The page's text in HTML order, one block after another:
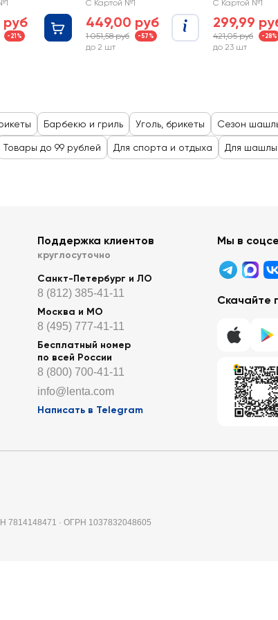
руб
-21%
С Картой №1
449,00 руб
1 051,58 руб -57%
до 2 шт
С Картой №1
299,99
421,05 руб -28%
до 23 шт
Барбекю и гриль Уголь, брикеты Сезон
Товары до 99 рублей Для спорта и отдыха Для
Поддержка клиентов
круглосуточно
Санкт-Петербург и ЛО
8 (812) 385-41-11
Москва и МО
8 (495) 777-41-11
Бесплатный номер
по всей России
8 (800) 700-41-11
info@lenta.com
Написать в Telegram
Мы в
Скачайте
7814148471 · ОГРН 1037832048605